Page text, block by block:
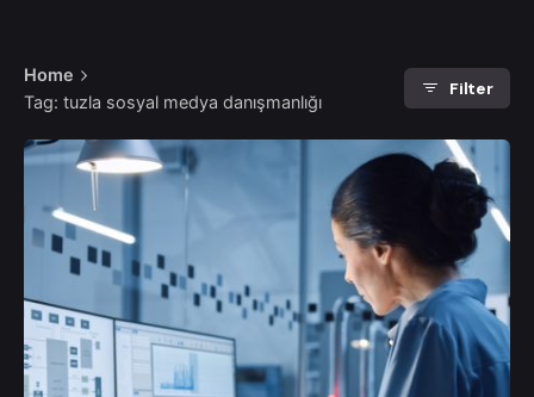
Home
Tag: tuzla sosyal medya danışmanlığı
Filter